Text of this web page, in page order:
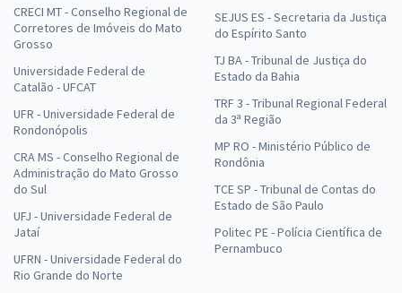
CRECI MT - Conselho Regional de
Corretores de Imóveis do Mato
Grosso
Universidade Federal de
Catalão - UFCAT
UFR - Universidade Federal de
Rondonópolis
CRA MS - Conselho Regional de
Administração do Mato Grosso
do Sul
UFJ - Universidade Federal de
Jataí
UFRN - Universidade Federal do
Rio Grande do Norte
SEJUS ES - Secretaria da Justiça
do Espírito Santo
TJ BA - Tribunal de Justiça do
Estado da Bahia
TRF 3 - Tribunal Regional Federal
da 3ª Região
MP RO - Ministério Público de
Rondônia
TCE SP - Tribunal de Contas do
Estado de São Paulo
Politec PE - Polícia Científica de
Pernambuco